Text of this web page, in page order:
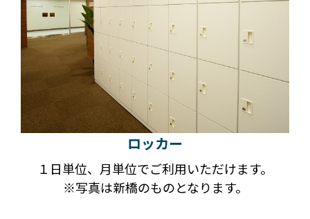
ロッカー
１日単位、月単位でご利用いただけます。
※写真は新橋のものとなります。